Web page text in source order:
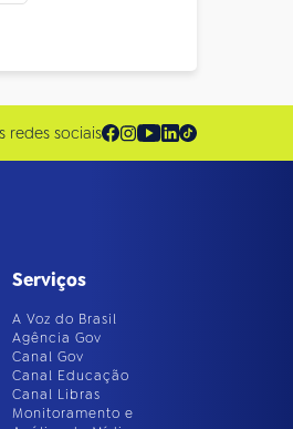
redes sociais
Serviços
A Voz do Brasil
Agência Gov
Canal Gov
Canal Educação
Canal Libras
Monitoramento e